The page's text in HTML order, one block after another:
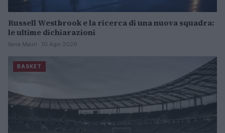
Russell Westbrook e la ricerca di una nuova squadra:
le ultime dichiarazioni
Ilaria Mauri · 10 Ago 2026
BASKET